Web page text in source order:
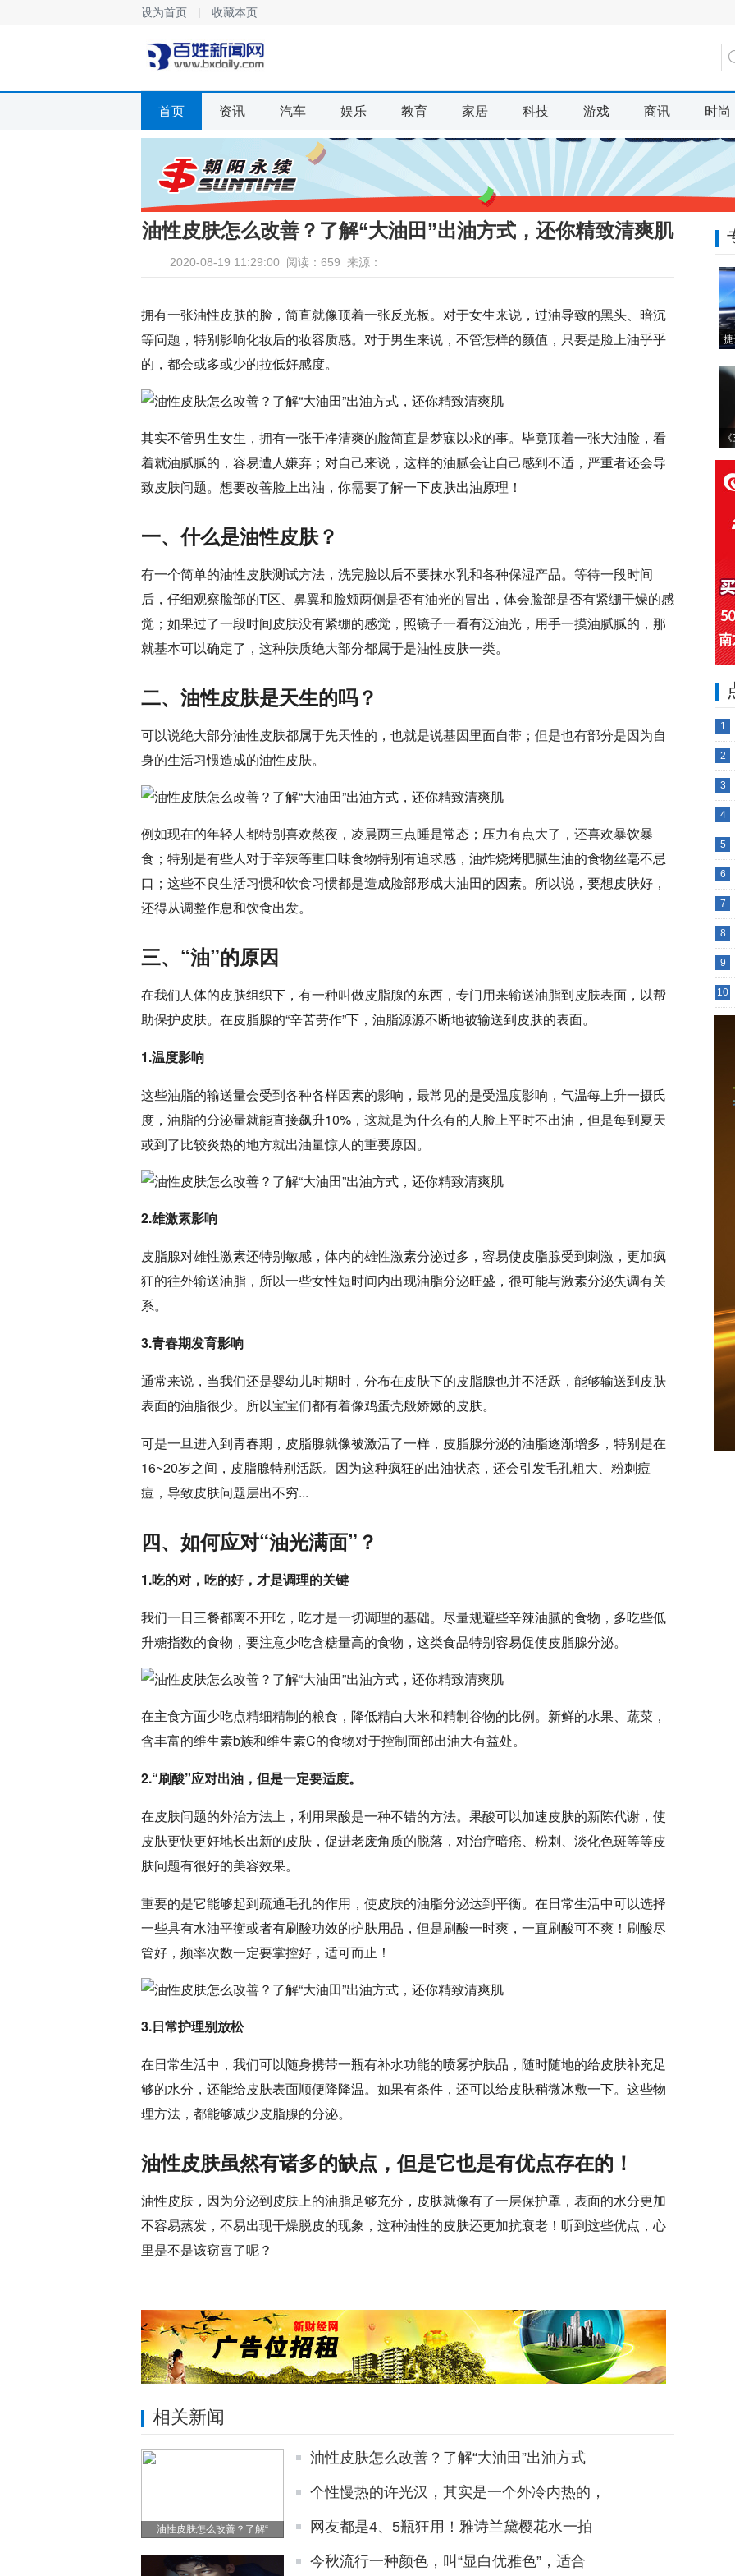
设为首页 收藏本页
首页 资讯 汽车 娱乐 教育 家居 科技 游戏 商讯 时尚
油性皮肤怎么改善？了解“大油田”出油方式，还你精致清爽肌
2020-08-19 11:29:00 阅读：659 来源：
拥有一张油性皮肤的脸，简直就像顶着一张反光板。对于女生来说，过油导致的黑头、暗沉
等问题，特别影响化妆后的妆容质感。对于男生来说，不管怎样的颜值，只要是脸上油乎乎
的，都会或多或少的拉低好感度。
其实不管男生女生，拥有一张干净清爽的脸简直是梦寐以求的事。毕竟顶着一张大油脸，看
着就油腻腻的，容易遭人嫌弃；对自己来说，这样的油腻会让自己感到不适，严重者还会导
致皮肤问题。想要改善脸上出油，你需要了解一下皮肤出油原理！
一、什么是油性皮肤？
有一个简单的油性皮肤测试方法，洗完脸以后不要抹水乳和各种保湿产品。等待一段时间
后，仔细观察脸部的T区、鼻翼和脸颊两侧是否有油光的冒出，体会脸部是否有紧绷干燥的感
觉；如果过了一段时间皮肤没有紧绷的感觉，照镜子一看有泛油光，用手一摸油腻腻的，那
就基本可以确定了，这种肤质绝大部分都属于是油性皮肤一类。
二、油性皮肤是天生的吗？
可以说绝大部分油性皮肤都属于先天性的，也就是说基因里面自带；但是也有部分是因为自
身的生活习惯造成的油性皮肤。
例如现在的年轻人都特别喜欢熬夜，凌晨两三点睡是常态；压力有点大了，还喜欢暴饮暴
食；特别是有些人对于辛辣等重口味食物特别有追求感，油炸烧烤肥腻生油的食物丝毫不忌
口；这些不良生活习惯和饮食习惯都是造成脸部形成大油田的因素。所以说，要想皮肤好，
还得从调整作息和饮食出发。
三、“油”的原因
在我们人体的皮肤组织下，有一种叫做皮脂腺的东西，专门用来输送油脂到皮肤表面，以帮
助保护皮肤。在皮脂腺的“辛苦劳作”下，油脂源源不断地被输送到皮肤的表面。
1.温度影响
这些油脂的输送量会受到各种各样因素的影响，最常见的是受温度影响，气温每上升一摄氏
度，油脂的分泌量就能直接飙升10%，这就是为什么有的人脸上平时不出油，但是每到夏天
或到了比较炎热的地方就出油量惊人的重要原因。
2.雄激素影响
皮脂腺对雄性激素还特别敏感，体内的雄性激素分泌过多，容易使皮脂腺受到刺激，更加疯
狂的往外输送油脂，所以一些女性短时间内出现油脂分泌旺盛，很可能与激素分泌失调有关
系。
3.青春期发育影响
通常来说，当我们还是婴幼儿时期时，分布在皮肤下的皮脂腺也并不活跃，能够输送到皮肤
表面的油脂很少。所以宝宝们都有着像鸡蛋壳般娇嫩的皮肤。
可是一旦进入到青春期，皮脂腺就像被激活了一样，皮脂腺分泌的油脂逐渐增多，特别是在
16~20岁之间，皮脂腺特别活跃。因为这种疯狂的出油状态，还会引发毛孔粗大、粉刺痘
痘，导致皮肤问题层出不穷...
四、如何应对“油光满面”？
1.吃的对，吃的好，才是调理的关键
我们一日三餐都离不开吃，吃才是一切调理的基础。尽量规避些辛辣油腻的食物，多吃些低
升糖指数的食物，要注意少吃含糖量高的食物，这类食品特别容易促使皮脂腺分泌。
在主食方面少吃点精细精制的粮食，降低精白大米和精制谷物的比例。新鲜的水果、蔬菜，
含丰富的维生素b族和维生素C的食物对于控制面部出油大有益处。
2.“刷酸”应对出油，但是一定要适度。
在皮肤问题的外治方法上，利用果酸是一种不错的方法。果酸可以加速皮肤的新陈代谢，使
皮肤更快更好地长出新的皮肤，促进老废角质的脱落，对治疗暗疮、粉刺、淡化色斑等等皮
肤问题有很好的美容效果。
重要的是它能够起到疏通毛孔的作用，使皮肤的油脂分泌达到平衡。在日常生活中可以选择
一些具有水油平衡或者有刷酸功效的护肤用品，但是刷酸一时爽，一直刷酸可不爽！刷酸尽
管好，频率次数一定要掌控好，适可而止！
3.日常护理别放松
在日常生活中，我们可以随身携带一瓶有补水功能的喷雾护肤品，随时随地的给皮肤补充足
够的水分，还能给皮肤表面顺便降降温。如果有条件，还可以给皮肤稍微冰敷一下。这些物
理方法，都能够减少皮脂腺的分泌。
油性皮肤虽然有诸多的缺点，但是它也是有优点存在的！
油性皮肤，因为分泌到皮肤上的油脂足够充分，皮肤就像有了一层保护罩，表面的水分更加
不容易蒸发，不易出现干燥脱皮的现象，这种油性的皮肤还更加抗衰老！听到这些优点，心
里是不是该窃喜了呢？
相关新闻
油性皮肤怎么改善？了解“
油性皮肤怎么改善？了解“大油田”出油方式
个性慢热的许光汉，其实是一个外冷内热的，
网友都是4、5瓶狂用！雅诗兰黛樱花水一拍
今秋流行一种颜色，叫“显白优雅色”，适合
1
2
3
4
5
6
7
8
9
10